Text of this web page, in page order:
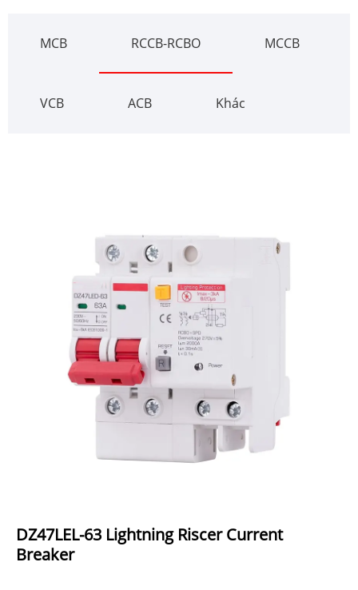
MCB RCCB-RCBO MCCB
VCB ACB Khác
DZ47LEL-63 Lightning Riscer Current
Breaker